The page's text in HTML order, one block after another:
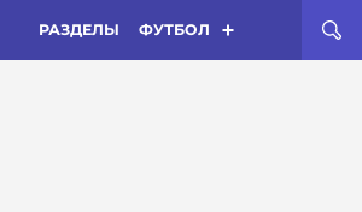
РАЗДЕЛЫ ФУТБОЛ